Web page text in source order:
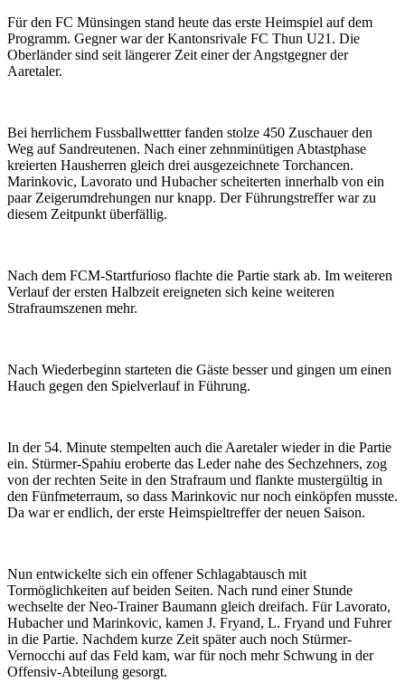
Für den FC Münsingen stand heute das erste Heimspiel auf dem
Programm. Gegner war der Kantonsrivale FC Thun U21. Die
Oberländer sind seit längerer Zeit einer der Angstgegner der
Aaretaler.
Bei herrlichem Fussballwettter fanden stolze 450 Zuschauer den
Weg auf Sandreutenen. Nach einer zehnminütigen Abtastphase
kreierten Hausherren gleich drei ausgezeichnete Torchancen.
Marinkovic, Lavorato und Hubacher scheiterten innerhalb von ein
paar Zeigerumdrehungen nur knapp. Der Führungstreffer war zu
diesem Zeitpunkt überfällig.
Nach dem FCM-Startfurioso flachte die Partie stark ab. Im weiteren
Verlauf der ersten Halbzeit ereigneten sich keine weiteren
Strafraumszenen mehr.
Nach Wiederbeginn starteten die Gäste besser und gingen um einen
Hauch gegen den Spielverlauf in Führung.
In der 54. Minute stempelten auch die Aaretaler wieder in die Partie
ein. Stürmer-Spahiu eroberte das Leder nahe des Sechzehners, zog
von der rechten Seite in den Strafraum und flankte mustergültig in
den Fünfmeterraum, so dass Marinkovic nur noch einköpfen musste.
Da war er endlich, der erste Heimspieltreffer der neuen Saison.
Nun entwickelte sich ein offener Schlagabtausch mit
Tormöglichkeiten auf beiden Seiten. Nach rund einer Stunde
wechselte der Neo-Trainer Baumann gleich dreifach. Für Lavorato,
Hubacher und Marinkovic, kamen J. Fryand, L. Fryand und Fuhrer
in die Partie. Nachdem kurze Zeit später auch noch Stürmer-
Vernocchi auf das Feld kam, war für noch mehr Schwung in der
Offensiv-Abteilung gesorgt.